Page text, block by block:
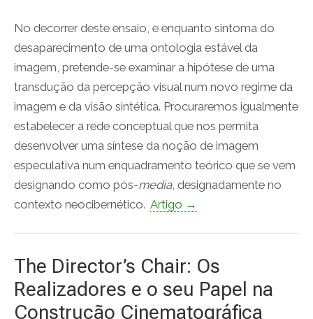
No decorrer deste ensaio, e enquanto sintoma do
desaparecimento de uma ontologia estável da
imagem, pretende-se examinar a hipótese de uma
transdução da percepção visual num novo regime da
imagem e da visão sintética. Procuraremos igualmente
estabelecer a rede conceptual que nos permita
desenvolver uma síntese da noção de imagem
especulativa num enquadramento teórico que se vem
designando como pós-media, designadamente no
contexto neocibernético. Artigo →
The Director’s Chair: Os
Realizadores e o seu Papel na
Construção Cinematográfica